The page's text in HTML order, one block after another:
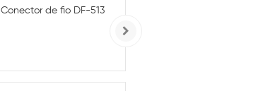
interruptores.
Conector de fio DF-513